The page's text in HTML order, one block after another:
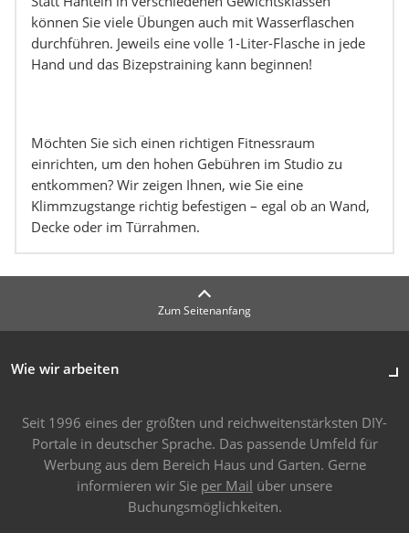
können Sie viele Übungen auch mit Wasserflaschen
durchführen. Jeweils eine volle 1-Liter-Flasche in jede
Hand und das Bizepstraining kann beginnen!
Möchten Sie sich einen richtigen Fitnessraum
einrichten, um den hohen Gebühren im Studio zu
entkommen? Wir zeigen Ihnen, wie Sie eine
Klimmzugstange richtig befestigen – egal ob an Wand,
Decke oder im Türrahmen.
Zum Seitenanfang
Wie wir arbeiten
Seit 1996 eines der größten und reichweitenstärksten DIY-
Portale in deutscher Sprache. Das passende Umfeld für
Werbung aus dem Bereich Haus und Garten. Gerne
informieren wir Sie per Mail über unsere
Buchungsmöglichkeiten.